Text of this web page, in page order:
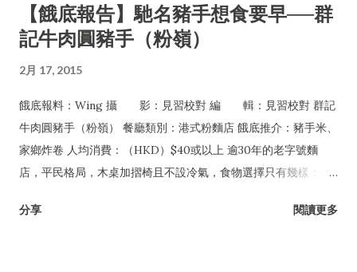
【餓底報告】馳名豬手想食要早──群
記牛肉圓豬手（粉嶺）
2月 17, 2015
餓底報料：Wing 攝 影：見習校對 編 輯：見習校對 群記
牛肉圓豬手（粉嶺） 餐廳類別：港式粉麵店 餓底推介：豬手米、
家鄉炸卷 人均消費：（HKD）$40或以上 逾30年的老字號麵
店，平民格局，木桌加摺椅且不設冷氣，食物選擇只有幾樣：豬
家鄉炸卷。但無論一年四季皆經常爆場，甚至吸引許多名人紅星
分享 閱讀更多